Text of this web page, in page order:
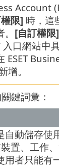
Account
限] 時，這
[自訂權限]
入口網站中
ESET
增。
鍵詞彙：
自動儲存使
置、工作
用者只能有